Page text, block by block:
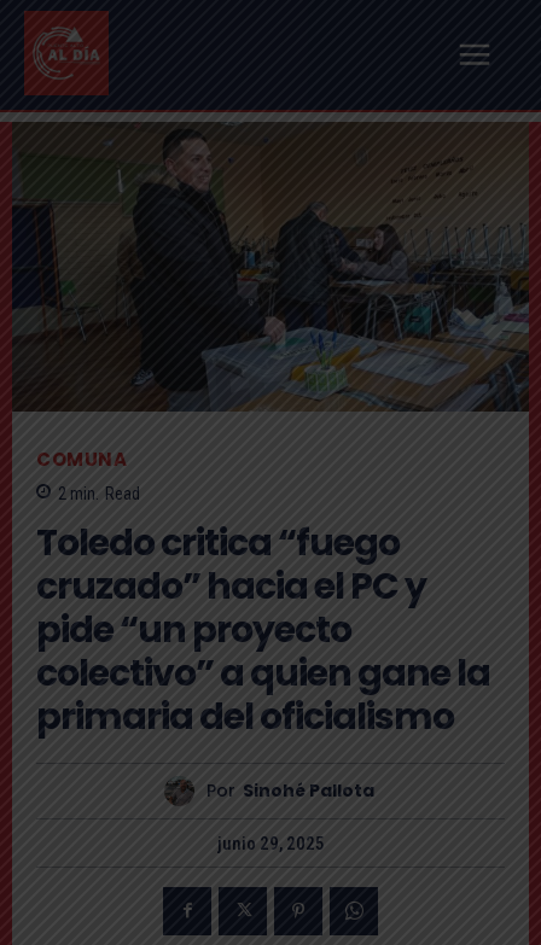
COMUNA
2 min. Read
Toledo critica “fuego
cruzado” hacia el PC y
pide “un proyecto
colectivo” a quien gane la
primaria del oficialismo
Por Sinohé Pallota
junio 29, 2025